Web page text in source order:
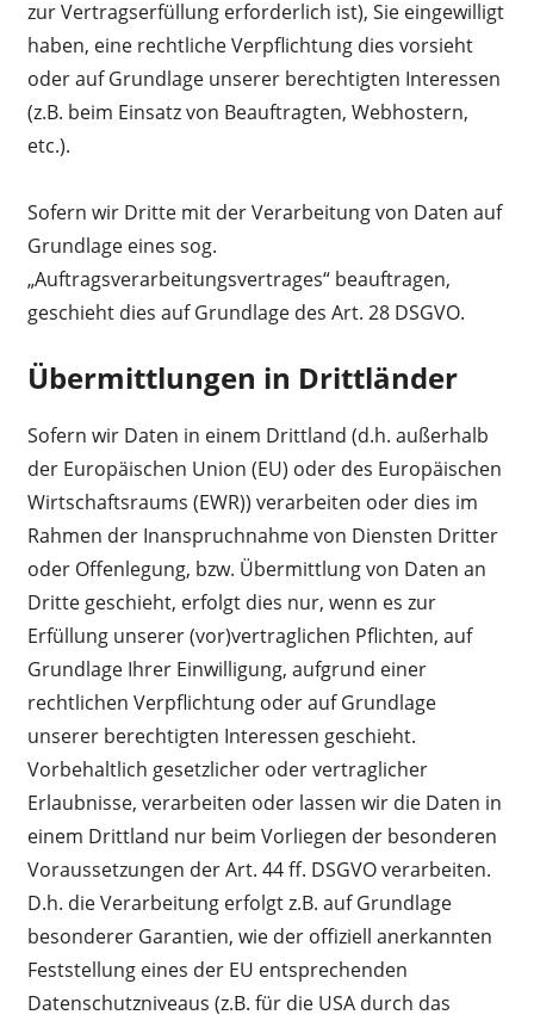
zur Vertragserfüllung erforderlich ist), Sie eingewilligt
haben, eine rechtliche Verpflichtung dies vorsieht
oder auf Grundlage unserer berechtigten Interessen
(z.B. beim Einsatz von Beauftragten, Webhostern,
etc.).
Sofern wir Dritte mit der Verarbeitung von Daten auf
Grundlage eines sog.
„Auftragsverarbeitungsvertrages“ beauftragen,
geschieht dies auf Grundlage des Art. 28 DSGVO.
Übermittlungen in Drittländer
Sofern wir Daten in einem Drittland (d.h. außerhalb
der Europäischen Union (EU) oder des Europäischen
Wirtschaftsraums (EWR)) verarbeiten oder dies im
Rahmen der Inanspruchnahme von Diensten Dritter
oder Offenlegung, bzw. Übermittlung von Daten an
Dritte geschieht, erfolgt dies nur, wenn es zur
Erfüllung unserer (vor)vertraglichen Pflichten, auf
Grundlage Ihrer Einwilligung, aufgrund einer
rechtlichen Verpflichtung oder auf Grundlage
unserer berechtigten Interessen geschieht.
Vorbehaltlich gesetzlicher oder vertraglicher
Erlaubnisse, verarbeiten oder lassen wir die Daten in
einem Drittland nur beim Vorliegen der besonderen
Voraussetzungen der Art. 44 ff. DSGVO verarbeiten.
D.h. die Verarbeitung erfolgt z.B. auf Grundlage
besonderer Garantien, wie der offiziell anerkannten
Feststellung eines der EU entsprechenden
Datenschutzniveaus (z.B. für die USA durch das